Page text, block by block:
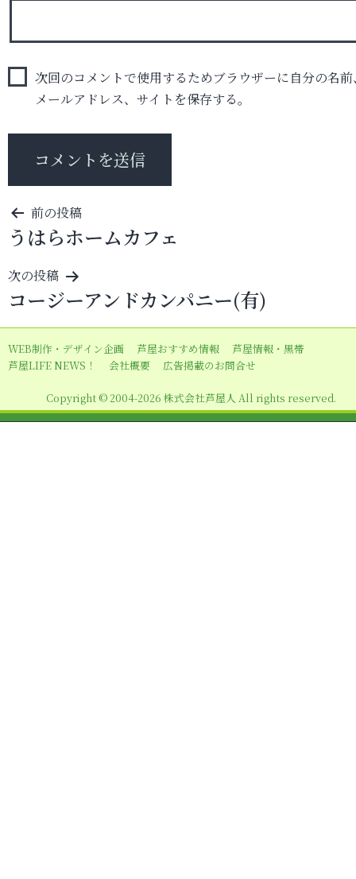
次回のコメントで使用するためブラウザーに自分の名前
メールアドレス、サイトを保存する。
投
稿
ナ
ビ
ゲ
ー
シ
ン
前の投稿
うはらホームカフェ
次の投稿
コージーアンドカンパニー(有)
WEB制作・デザイン企画 芦屋おすすめ情報
芦屋情報・黒帯
芦屋LIFE NEWS！
会社概要 広告掲載のお問合せ
Copyright © 2004-2026 株式会社芦屋人 All rights reserved.